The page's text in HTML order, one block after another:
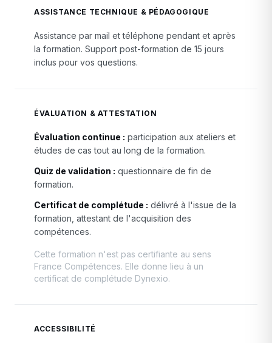
ASSISTANCE TECHNIQUE & PÉDAGOGIQUE
Assistance par mail et téléphone pendant et après
la formation. Support post-formation de 15 jours
inclus pour vos questions.
ÉVALUATION & ATTESTATION
Évaluation continue : participation aux ateliers et
études de cas tout au long de la formation.
Quiz de validation : questionnaire de fin de
formation.
Certificat de complétude : délivré à l'issue de la
formation, attestant de l'acquisition des
compétences.
Cette formation n'est pas certifiante au sens
France Compétences. Elle donne lieu à un
certificat de complétude Dynexio.
ACCESSIBILITÉ